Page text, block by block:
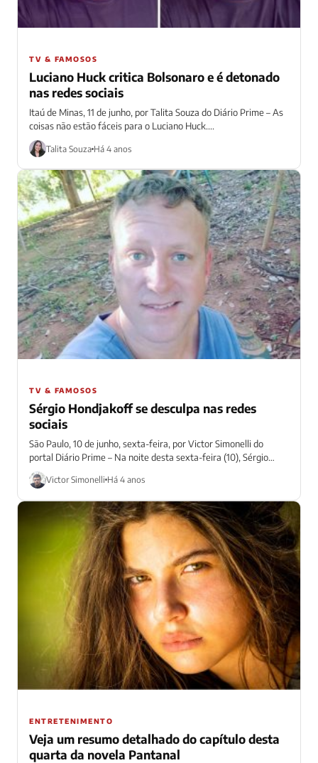
TV & FAMOSOS
Luciano Huck critica Bolsonaro e é detonado
nas redes sociais
Itaú de Minas, 11 de junho, por Talita Souza do Diário Prime – As
coisas não estão fáceis para o Luciano Huck....
Talita Souza Há 4 anos
TV & FAMOSOS
Sérgio Hondjakoff se desculpa nas redes
sociais
São Paulo, 10 de junho, sexta-feira, por Victor Simonelli do
portal Diário Prime – Na noite desta sexta-feira (10), Sérgio
Hondjakoff, o...
Victor Simonelli Há 4 anos
ENTRETENIMENTO
Veja um resumo detalhado do capítulo desta
quarta da novela Pantanal